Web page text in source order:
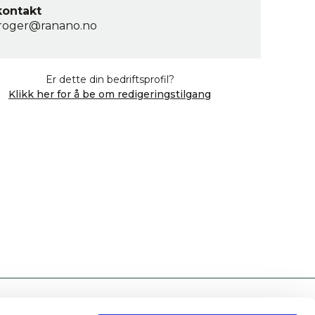
Er dette din bedriftsprofil?
Klikk her for å be om redigeringstilgang